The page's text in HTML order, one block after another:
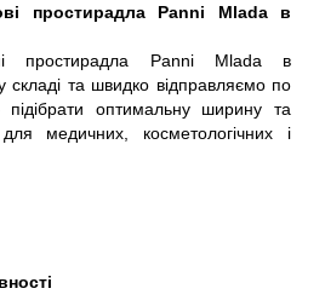
простирадла Panni Mlada в
простирадла Panni Mlada в
складі та швидко відправляємо по
підібрати оптимальну ширину та
для медичних, косметологічних і